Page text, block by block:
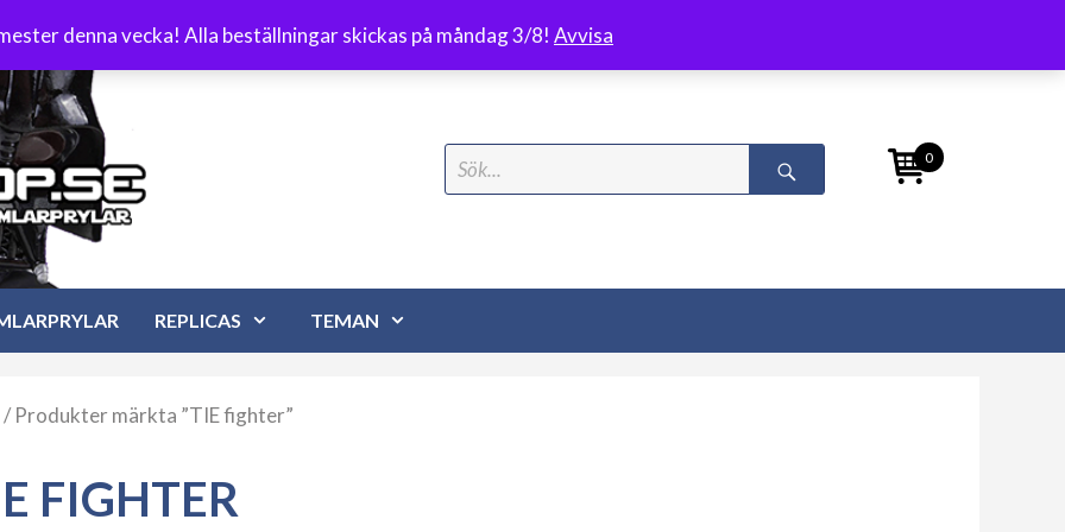
denna vecka! Alla beställningar skickas på måndag 3/8! Avvisa
Frakt 89 kr
Search
for:
0
REPLICAS TEMAN
/ Produkter märkta ”TIE fighter”
FIGHTER